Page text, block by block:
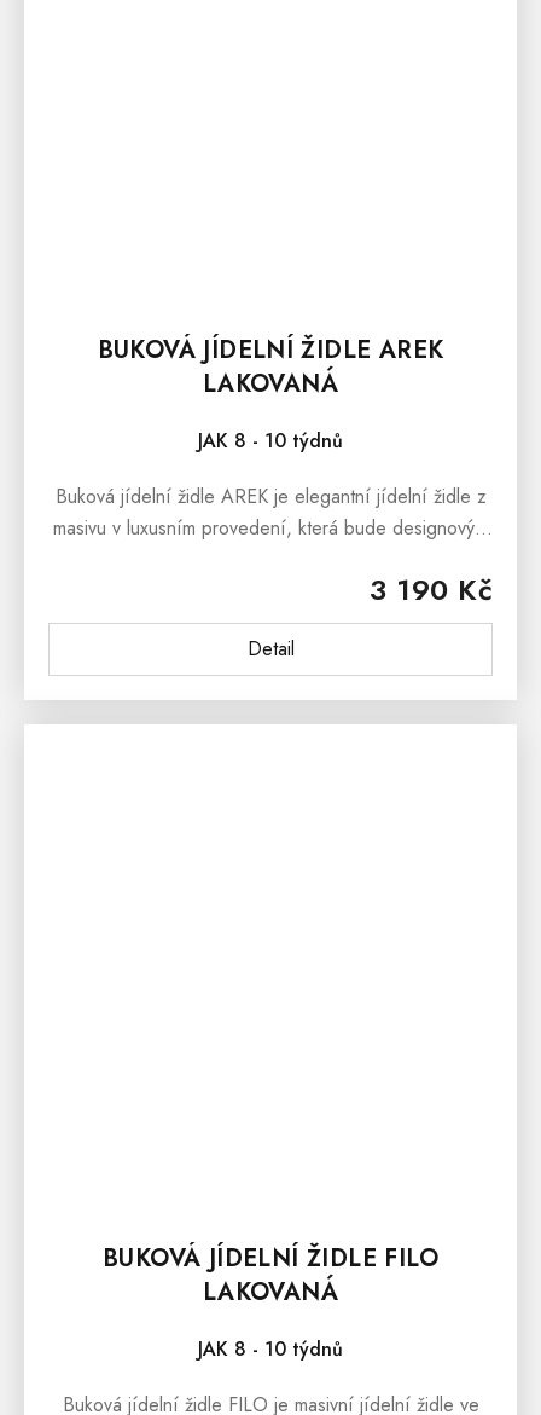
BUKOVÁ JÍDELNÍ ŽIDLE AREK
LAKOVANÁ
JAK 8 - 10 týdnů
3 190 Kč
Detail
Buková jídelní židle AREK je elegantní jídelní židle z
masivu v luxusním provedení, která bude designovým
BUKOVÁ JÍDELNÍ ŽIDLE FILO
LAKOVANÁ
JAK 8 - 10 týdnů
Buková jídelní židle FILO je masivní jídelní židle ve